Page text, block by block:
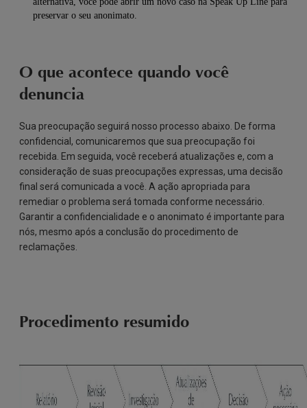
preservar o seu anonimato.
O que acontece quando você
denuncia
Sua preocupação seguirá nosso processo abaixo. De forma
confidencial, comunicaremos que sua preocupação foi
recebida. Em seguida, você receberá atualizações e, com a
consideração de suas preocupações expressas, uma decisão
final será comunicada a você. A ação apropriada para
remediar o problema será tomada conforme necessário.
Garantir a confidencialidade e o anonimato é importante para
nós, mesmo após a conclusão do procedimento de
reclamações.
Procedimento resumido